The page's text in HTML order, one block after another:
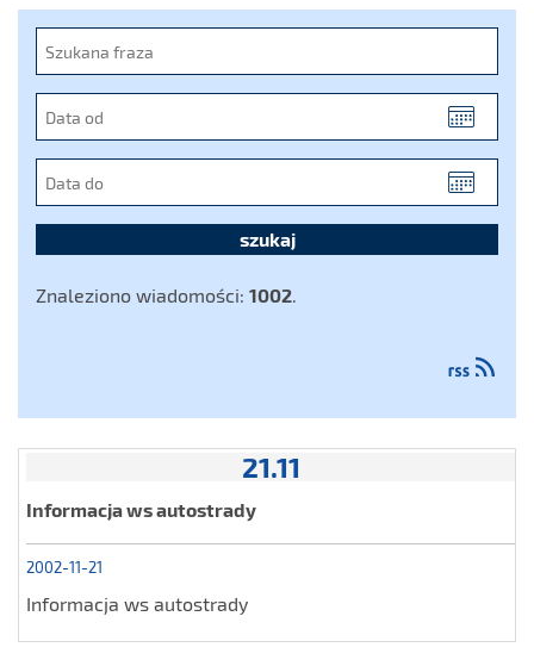
fraza
od
(YYYY-
MM-
DD)
do
(YYYY-
MM-
DD)
Znaleziono wiadomości: 1002.
21.11
Informacja ws autostrady
2002-11-21
Informacja ws autostrady